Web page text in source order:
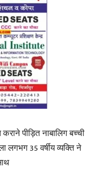
पीड़ित नाबालिग बच्ची
लगभग 35 वर्षीय व्यक्ति ने